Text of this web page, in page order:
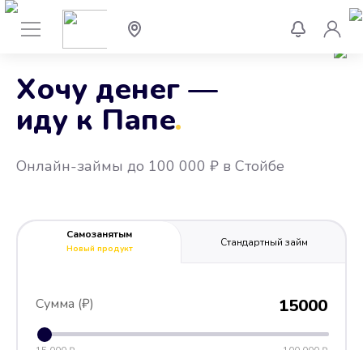
Хочу денег —
иду к Папе
.
Онлайн-займы до 100 000 ₽ в Стойбе
Самозанятым
Новый продукт
Стандартный займ
Сумма (₽) 15000